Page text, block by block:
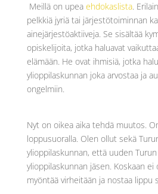
Meillä on upea ehdokaslista.
pelkkiä jyriä tai järjestötoiminnan
ainejärjestöaktiiveja. Se sisältää
opiskelijoita, jotka haluavat
elämään. He ovat ihmisiä, jotka
ylioppilaskunnan joka arvostaa ja
ongelmiin.
Nyt on oikea aika tehdä muutos.
loppusuoralla. Olen ollut sekä
ylioppilaskunnan, että uuden
ylioppilaskunnan jäsen. Koskaan ei
myöntää virheitään ja nostaa lippu